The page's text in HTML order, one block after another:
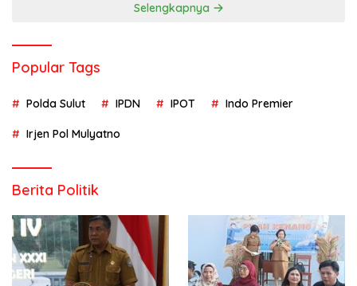
Selengkapnya
Popular Tags
Polda Sulut IPDN IPOT Indo Premier
Irjen Pol Mulyatno
Berita Politik